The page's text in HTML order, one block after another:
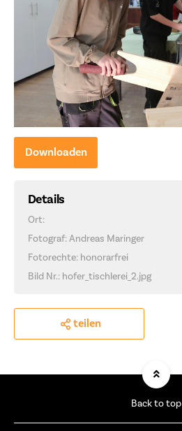
Downloaden
Details
Ort:
Fotograf: Andreas Maringer
Fotorechte: honorarfrei
Bild Nr.: hofer_tischlerei_2.jpg
teilen
Back to top